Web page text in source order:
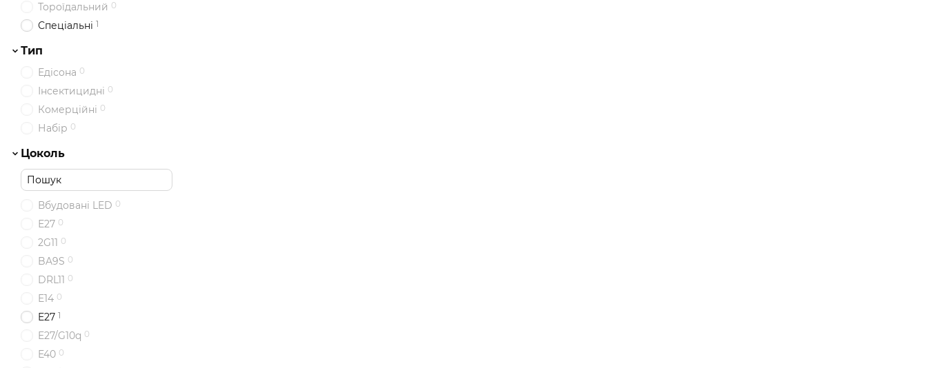
Тороїдальний 0
Спеціальні 1
Тип
Едісона 0
Інсектицидні 0
Комерційні 0
Набір 0
Цоколь
Вбудовані LED 0
Е27 0
2G11 0
BA9S 0
DRL11 0
E14 0
E27 1
E27/G10q 0
E40 0